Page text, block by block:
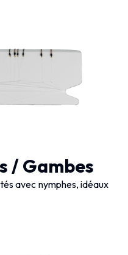
/ Gambes
avec nymphes, idéaux